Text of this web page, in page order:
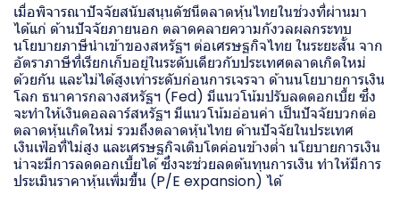
เมื่อพิจารณาปัจจัยสนับสนุนดัชนีตลาดหุ้นไทยในช่วงที่ผ่านมา
ได้แก่ ด้านปัจจัยภายนอก ตลาดคลายความกังวลผลกระทบ
นโยบายภาษีนำเข้าของสหรัฐฯ ต่อเศรษฐกิจไทย ในระยะสั้น จาก
อัตราภาษีที่เรียกเก็บอยู่ในระดับเดียวกับประเทศตลาดเกิดใหม่
ด้วยกัน และไม่ได้สูงเท่าระดับก่อนการเจรจา ด้านนโยบายการเงิน
โลก ธนาคารกลางสหรัฐฯ (Fed) มีแนวโน้มปรับลดดอกเบี้ย ซึ่ง
จะทำให้เงินดอลลาร์สหรัฐฯ มีแนวโน้มอ่อนค่า เป็นปัจจัยบวกต่อ
ตลาดหุ้นเกิดใหม่ รวมถึงตลาดหุ้นไทย ด้านปัจจัยในประเทศ
เงินเฟ้อที่ไม่สูง และเศรษฐกิจเติบโตค่อนข้างต่ำ นโยบายการเงิน
น่าจะมีการลดดอกเบี้ยได้ ซึ่งจะช่วยลดต้นทุนการเงิน ทำให้มีการ
ประเมินราคาหุ้นเพิ่มขึ้น (P/E expansion) ได้